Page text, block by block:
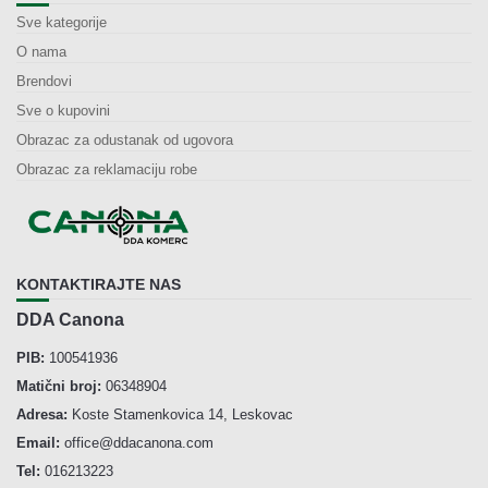
Sve kategorije
O nama
Brendovi
Sve o kupovini
Obrazac za odustanak od ugovora
Obrazac za reklamaciju robe
KONTAKTIRAJTE NAS
DDA Canona
PIB: 100541936
Matični broj: 06348904
Adresa: Koste Stamenkovica 14, Leskovac
Email: office@ddacanona.com
Tel: 016213223